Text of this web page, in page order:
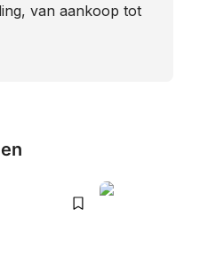
van aankoop tot